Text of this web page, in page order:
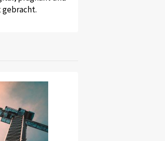
gebracht.